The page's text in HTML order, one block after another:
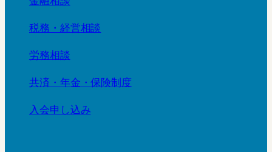
税務・経営相談
労務相談
共済・年金・保険制度
入会申し込み